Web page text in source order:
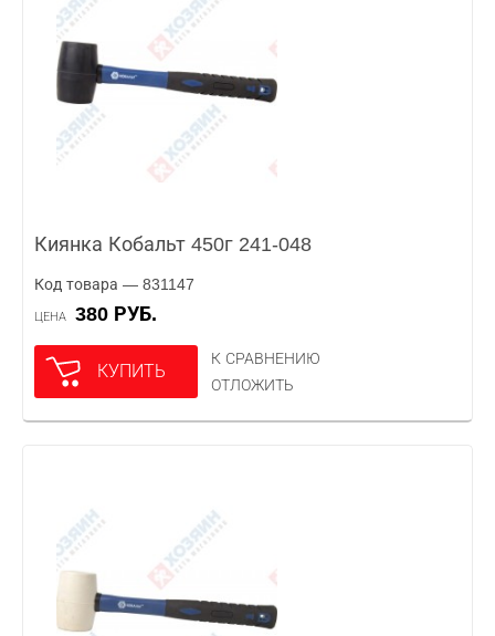
Киянка Кобальт 450г 241-048
Код товара — 831147
ЦЕНА 380 РУБ.
КУПИТЬ
К СРАВНЕНИЮ
ОТЛОЖИТЬ